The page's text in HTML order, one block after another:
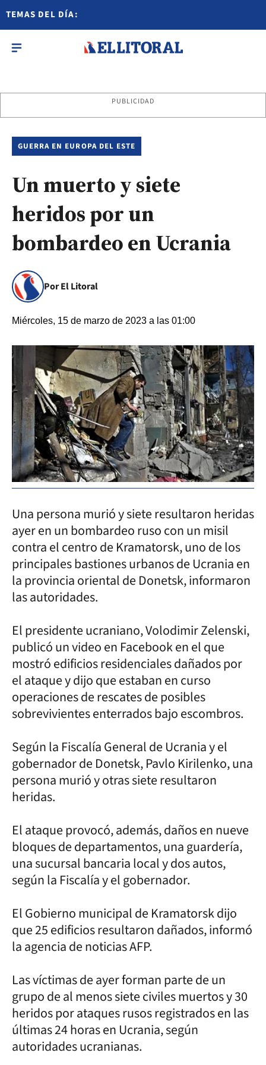
TEMAS DEL DÍA:
PUBLICIDAD
GUERRA EN EUROPA DEL ESTE
Un muerto y siete
heridos por un
bombardeo en Ucrania
Por El Litoral
Miércoles, 15 de marzo de 2023 a las 01:00
Una persona murió y siete resultaron heridas
ayer en un bombardeo ruso con un misil
contra el centro de Kramatorsk, uno de los
principales bastiones urbanos de Ucrania en
la provincia oriental de Donetsk, informaron
las autoridades.
El presidente ucraniano, Volodimir Zelenski,
publicó un video en Facebook en el que
mostró edificios residenciales dañados por
el ataque y dijo que estaban en curso
operaciones de rescates de posibles
sobrevivientes enterrados bajo escombros.
Según la Fiscalía General de Ucrania y el
gobernador de Donetsk, Pavlo Kirilenko, una
persona murió y otras siete resultaron
heridas.
El ataque provocó, además, daños en nueve
bloques de departamentos, una guardería,
una sucursal bancaria local y dos autos,
según la Fiscalía y el gobernador.
El Gobierno municipal de Kramatorsk dijo
que 25 edificios resultaron dañados, informó
la agencia de noticias AFP.
Las víctimas de ayer forman parte de un
grupo de al menos siete civiles muertos y 30
heridos por ataques rusos registrados en las
últimas 24 horas en Ucrania, según
autoridades ucranianas.